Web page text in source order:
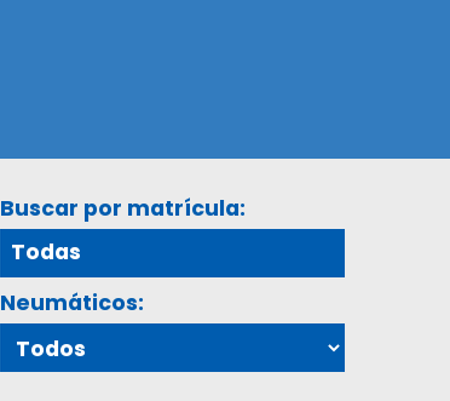
Buscar por matrícula:
Neumáticos: